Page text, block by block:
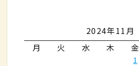
2024年11月
月
火 水 木 金
1